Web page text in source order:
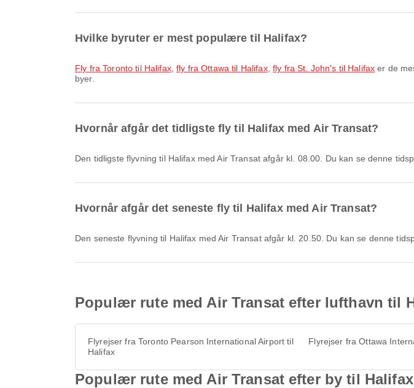
Hvilke byruter er mest populære til Halifax?
fly fra Toronto til Halifax,fly fra Ottawa til Halifax, fly fra St. John's til Halifax er de
byer.
Hvornår afgår det tidligste fly til Halifax med Air Transat?
Den tidligste flyvning til Halifax med Air Transat afgår kl. 08.00. Du kan se denne
Hvornår afgår det seneste fly til Halifax med Air Transat?
Den seneste flyvning til Halifax med Air Transat afgår kl. 20.50. Du kan se denne
Populær rute med Air Transat efter lufthavn til
Flyrejser fra Toronto Pearson International Airport til
Halifax
Flyrejser fra Ottawa
Populær rute med Air Transat efter by til Halifax